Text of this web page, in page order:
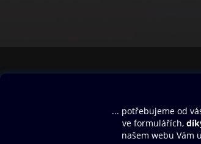
Aplikace a hry
SMS/MMS Info
Blog